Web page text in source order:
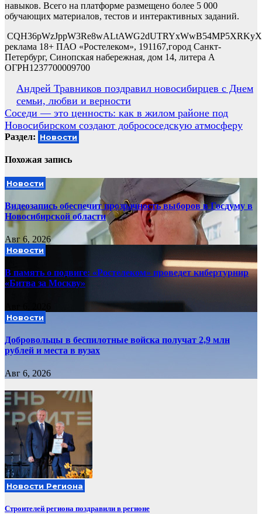
навыков. Всего на платформе размещено более 5 000
обучающих материалов, тестов и интерактивных заданий.
реклама 18+ ПАО «Ростелеком», 191167,город Санкт-
Петербург, Синопская набережная, дом 14, литера А
ОГРН1237700009700
Навигация
по
записям
Андрей Травников поздравил новосибирцев с Днем
семьи, любви и верности
Соседи — это ценность: как в жилом районе под
Новосибирском создают добрососедскую атмосферу
Раздел: Новости
Похожая запись
Новости
Видеозапись обеспечит прозрачность выборов в Госдуму в
Новосибирской области
Авг 6, 2026
Новости
В память о подвиге: «Ростелеком» проведет кибертурнир
«Битва за Москву»
Новости
Добровольцы в беспилотные войска получат 2,9 млн
рублей и места в вузах
Авг 6, 2026
Новости Региона
Строителей региона поздравили в регионе